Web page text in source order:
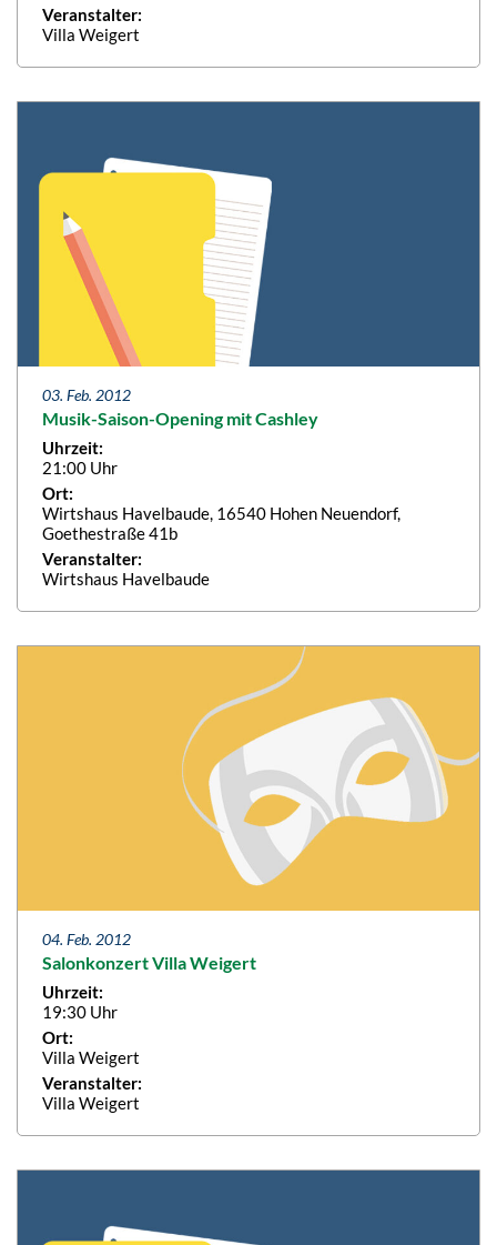
Veranstalter:
Villa Weigert
03. Feb. 2012
Musik-Saison-Opening mit Cashley
Uhrzeit:
21:00 Uhr
Ort:
Wirtshaus Havelbaude, 16540 Hohen Neuendorf,
Goethestraße 41b
Veranstalter:
Wirtshaus Havelbaude
04. Feb. 2012
Salonkonzert Villa Weigert
Uhrzeit:
19:30 Uhr
Ort:
Villa Weigert
Veranstalter:
Villa Weigert